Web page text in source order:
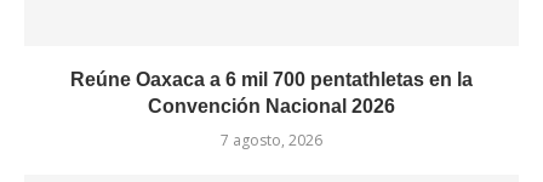
Reúne Oaxaca a 6 mil 700 pentathletas en la
Convención Nacional 2026
7 agosto, 2026